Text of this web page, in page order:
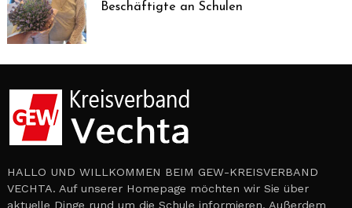
Beschäftigte an Schulen
HALLO UND WILLKOMMEN BEIM GEW-KREISVERBAND
VECHTA. Auf unserer Homepage möchten wir Sie über
aktuelle Dinge rund um die Schule informieren. Außerdem